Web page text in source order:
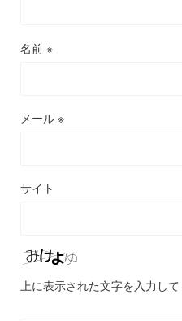
名前 ※
メール ※
サイト
上に表示された文字を入力して